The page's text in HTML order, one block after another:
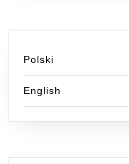
Polski
English